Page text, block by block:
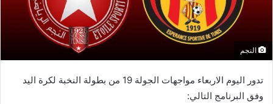
النجم
تدور اليوم الاربعاء مواجهات الجولة 19 من بطولة النخبة لكرة اليد
وفق البرنامج التالي: